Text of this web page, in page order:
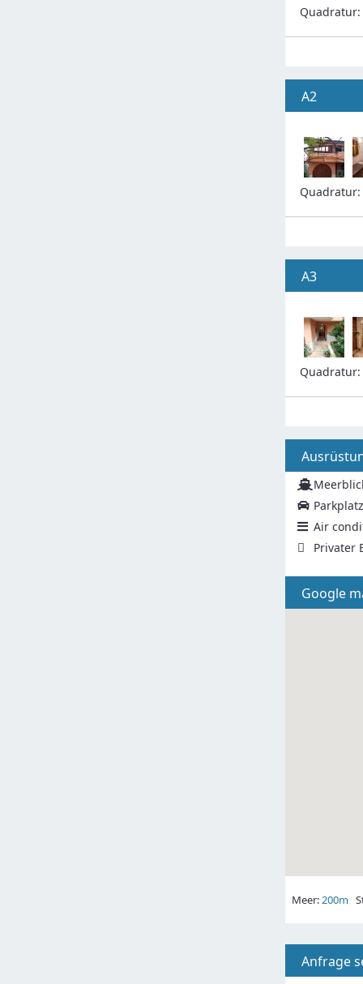
Quadratur:
A2
Quadratur:
A3
Quadratur:
Parkplatz
Air
Privater
Google
Meer:200m
Anfrage